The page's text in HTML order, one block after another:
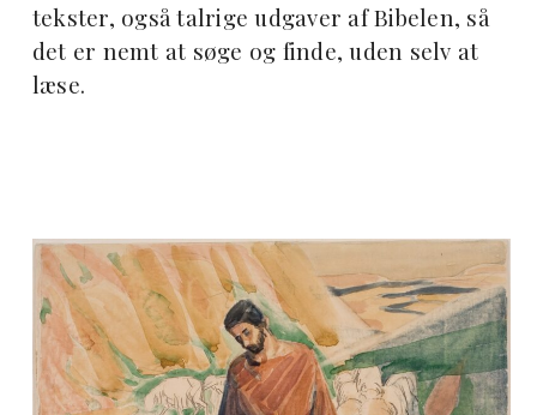
tekster, også talrige udgaver af Bibelen, så
det er nemt at søge og finde, uden selv at
læse.